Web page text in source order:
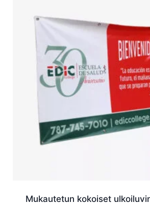
Mukautetun kokoiset